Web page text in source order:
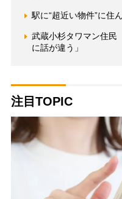
駅に“超近い物件”に住
武蔵小杉タワマン住
に話が違う」
注目TOPIC